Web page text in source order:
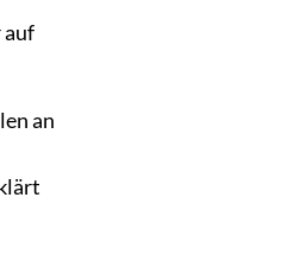
auf
an